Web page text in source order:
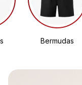
Bermudas